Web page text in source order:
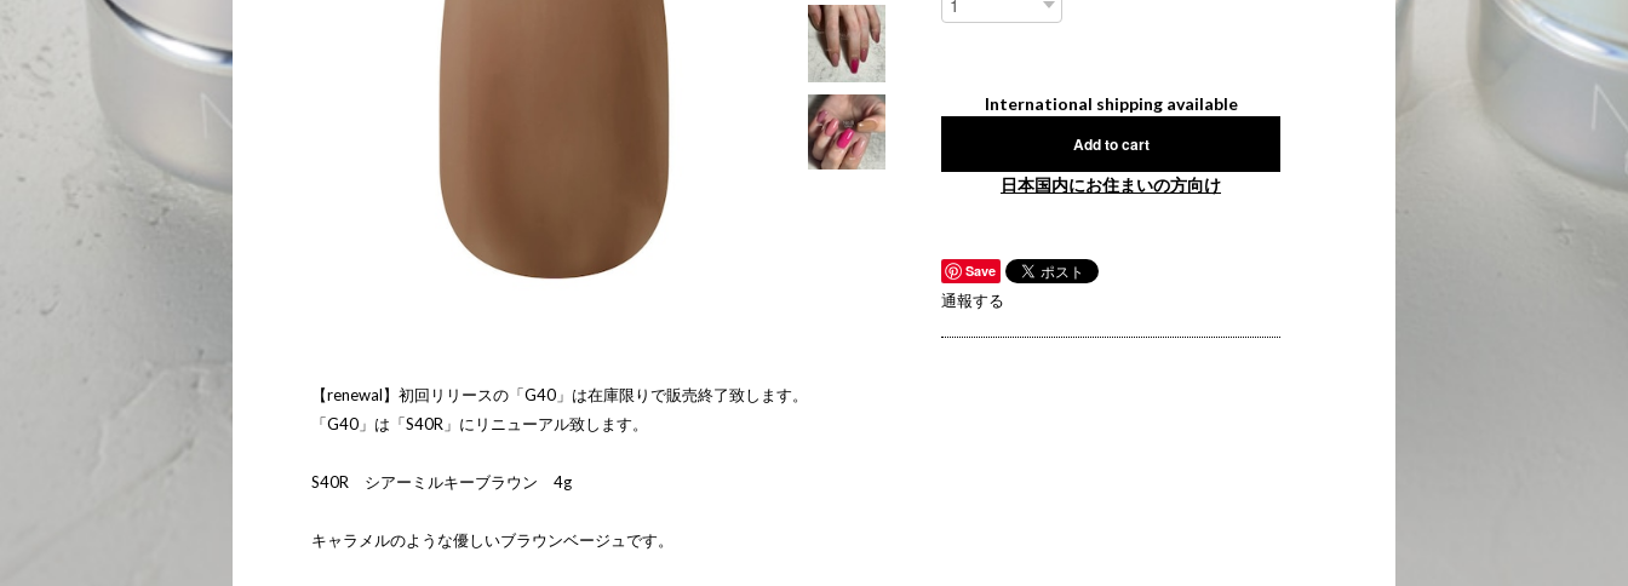
【renewal】初回リリースの「G40」は在庫限りで販売終了致します。
「G40」は「S40R」にリニューアル致します。
S40R シアーミルキーブラウン 4g
キャラメルのような優しいブラウンベージュです。
International shipping available
Add to cart
日本国内にお住まいの方向け
Save
通報する